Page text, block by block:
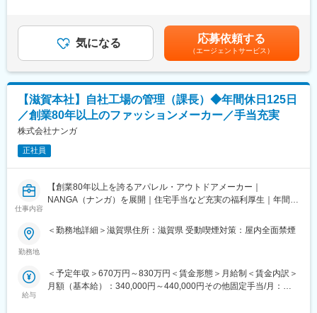
■想定されるキャリアパス
品質管理のスペシャリストとしての成長はもちろん、ブランド全
体の品質マネジメントや組織づくりなど幅広いキャリアアップが
目指せます。
■企業の特徴／魅力
当社は素材開発から品質管理まで一貫してブランド価値を高める
ことに注力しており、お客様に長く愛される商品づくりに挑戦し
続ける企業です。
・ブランド方針やトレンド、市場ニーズを踏まえた素材・生地の
企画および開発
・国内外サプライヤーの選定、関係構築、価格・納期など各種交
・サンプル開発、改善・検証による最適素材の見極め
・MDやデザイナーと連携した素材開発方針の策定
・品質、コスト、供給体制のバランスを考慮した素材マネジメン
ト
・計画生産によるコストメリットの創出
・海外工場との開発推進、サプライチェーン改善
■扱うサービス
自社ブランド「coca」の商品企画～生地・資材調達、企画提案か
ら製造管理まで一貫して携われます。
■組織構成
■業務の魅力
昇給有無＞無＜残業手当＞有＜給与補足＞予定年収はあくまでも
目安の金額であり、選考を通じて上下する可能性があります。賃
金はあくまでも目安の金額であり、選考を通じて上下する可能性
があります。月給(月額)は固定手当を含めた表記です。
気になる 応募依頼する
（エージェントサービス）
【滋賀本社】自社工場の管理（課長）◆年間休日125日
／創業80年以上のファッションメーカー／手当充実
株式会社ナンガ
正社員
仕事内容
【創業80年以上を誇るアパレル・アウトドアメーカー｜
NANGA（ナンガ）を展開｜住宅手当など充実の福利厚生｜年間休
募集いたします。
本社の生産チームと工場を繋ぎ、工場現場の安定した運営及びブ
勤務地
＜勤務地詳細＞滋賀県住所：滋賀県 受動喫煙対策：屋内全面禁煙
給与
＜予定年収＞670万円～830万円＜賃金形態＞月給制＜賃金内訳＞
月額（基本給）：340,000円～440,000円その他固定手当/月：